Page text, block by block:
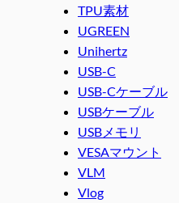
TPU素材
UGREEN
Unihertz
USB-C
USB-Cケーブル
USBケーブル
USBメモリ
VESAマウント
VLM
Vlog